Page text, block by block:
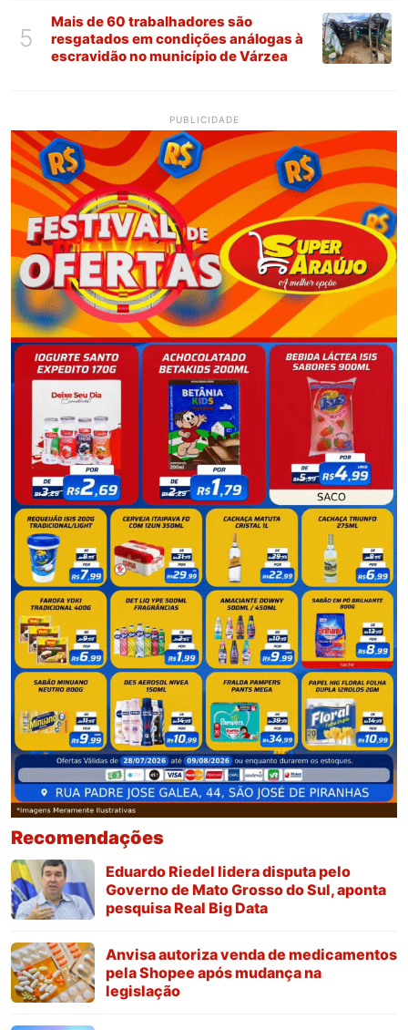
5
Mais de 60 trabalhadores são
resgatados em condições análogas à
escravidão no município de Várzea
PUBLICIDADE
Recomendações
Eduardo Riedel lidera disputa pelo
Governo de Mato Grosso do Sul, aponta
pesquisa Real Big Data
Anvisa autoriza venda de medicamentos
pela Shopee após mudança na
legislação